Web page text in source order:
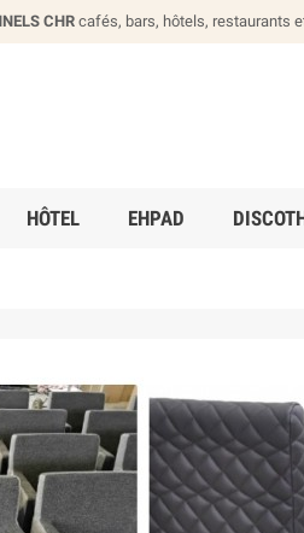
CHRcafés, bars, hôtels, restaurants
HÔTEL EHPAD